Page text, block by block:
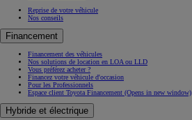
Reprise de votre véhicule
Nos conseils
Financement
Financement des véhicules
Nos solutions de location en LOA ou LLD
Vous préférez acheter ?
Financez votre véhicule d'occasion
Pour les Professionnels
Espace client Toyota Financement (Opens in new window)
Hybride et électrique